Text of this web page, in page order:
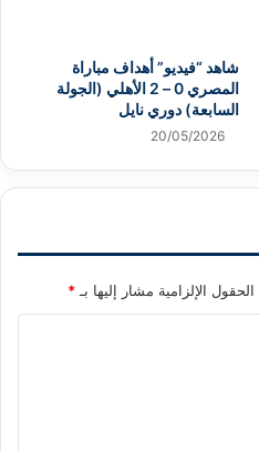
شاهد “فيديو” أهداف مباراة
المصري 0 – 2 الأهلي (الجولة
السابعة) دوري نايل
20/05/2026
الحقول الإلزامية مشار إليها بـ *